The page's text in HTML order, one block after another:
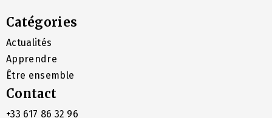
Catégories
Actualités
Apprendre
Être ensemble
Contact
+33 617 86 32 96